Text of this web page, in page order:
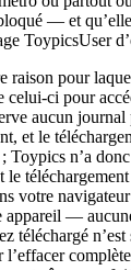
— et
ToypicsUser
raison pour
celui-ci pour
aucun journal
et le
Toypics n’a
le
votre
appareil —
téléchargé